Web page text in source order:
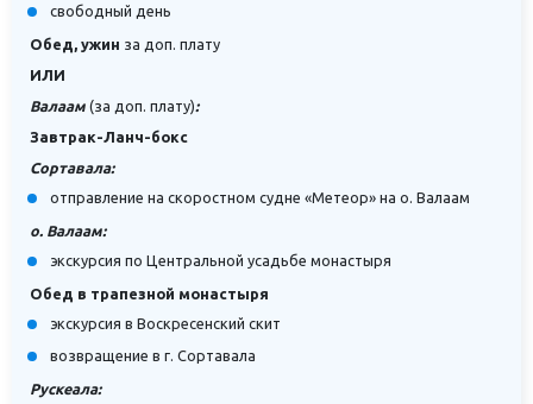
свободный день
Обед, ужин за доп. плату
ИЛИ
Валаам (за доп. плату):
Завтрак-Ланч-бокс
Сортавала:
отправление на скоростном судне «Метеор» на о. Валаам
о. Валаам:
экскурсия по Центральной усадьбе монастыря
Обед в трапезной монастыря
экскурсия в Воскресенский скит
возвращение в г. Сортавала
Рускеала: